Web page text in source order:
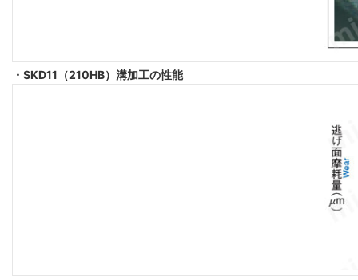
・SKD11（210HB）溝加工の性能